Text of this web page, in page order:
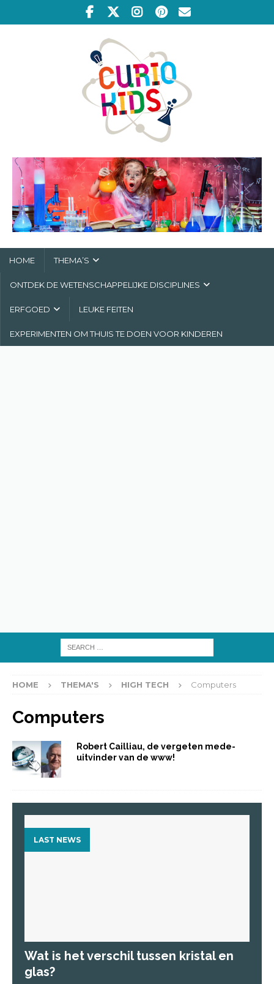
HOME THEMA’S
ONTDEK DE WETENSCHAPPELIJKE DISCIPLINES
ERFGOED LEUKE FEITEN
EXPERIMENTEN OM THUIS TE DOEN VOOR KINDEREN
HOME THEMA'S HIGH TECH Computers
Computers
Robert Cailliau, de vergeten mede-
uitvinder van de www!
LAST NEWS
Wat is het verschil tussen kristal en
glas?